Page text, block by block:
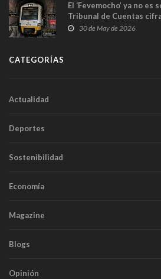
El ‘Fevemocho’ ya no es
Tribunal de Cuentas
sobrecoste de los trenes
30 de May de 2026
CATEGORÍAS
Actualidad
Deportes
Sostenibilidad
Economía
Magazine
Blogs
Opinión